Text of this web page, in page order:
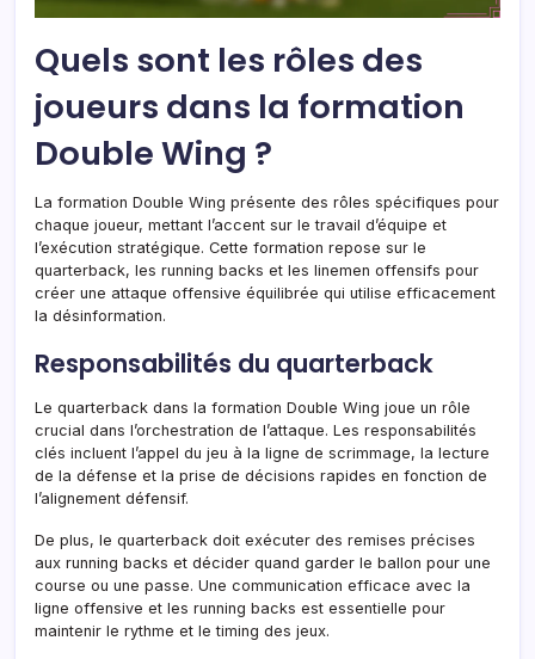
Quels sont les rôles des
joueurs dans la formation
Double Wing ?
La formation Double Wing présente des rôles spécifiques pour
chaque joueur, mettant l’accent sur le travail d’équipe et
l’exécution stratégique. Cette formation repose sur le
quarterback, les running backs et les linemen offensifs pour
créer une attaque offensive équilibrée qui utilise efficacement
la désinformation.
Responsabilités du quarterback
Le quarterback dans la formation Double Wing joue un rôle
crucial dans l’orchestration de l’attaque. Les responsabilités
clés incluent l’appel du jeu à la ligne de scrimmage, la lecture
de la défense et la prise de décisions rapides en fonction de
l’alignement défensif.
De plus, le quarterback doit exécuter des remises précises
aux running backs et décider quand garder le ballon pour une
course ou une passe. Une communication efficace avec la
ligne offensive et les running backs est essentielle pour
maintenir le rythme et le timing des jeux.